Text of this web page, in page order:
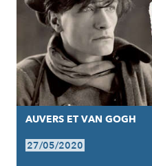
AUVERS ET VAN GOGH
27/05/2020